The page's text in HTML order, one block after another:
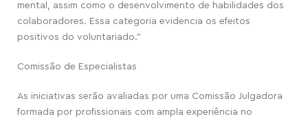
mental, assim como o desenvolvimento de habilidades dos
colaboradores. Essa categoria evidencia os efeitos
positivos do voluntariado.”
Comissão de Especialistas
As iniciativas serão avaliadas por uma Comissão Julgadora
formada por profissionais com ampla experiência no